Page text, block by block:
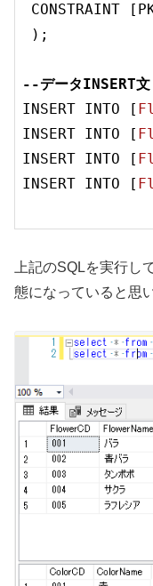
CONSTRAINT
);
--データINSERT文
INSERT INTO [
INSERT INTO [
INSERT INTO [
INSERT INTO [
上記のSQLを実行し
態になっていると思